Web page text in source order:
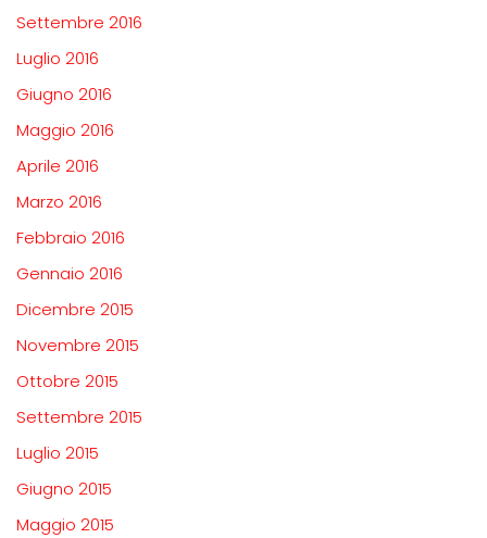
Settembre 2016
Luglio 2016
Giugno 2016
Maggio 2016
Aprile 2016
Marzo 2016
Febbraio 2016
Gennaio 2016
Dicembre 2015
Novembre 2015
Ottobre 2015
Settembre 2015
Luglio 2015
Giugno 2015
Maggio 2015